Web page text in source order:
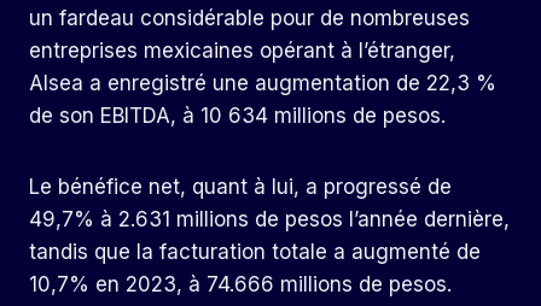
un fardeau considérable pour de nombreuses
entreprises mexicaines opérant à l’étranger,
Alsea a enregistré une augmentation de 22,3 %
de son EBITDA, à 10 634 millions de pesos.
Le bénéfice net, quant à lui, a progressé de
49,7% à 2.631 millions de pesos l’année dernière,
tandis que la facturation totale a augmenté de
10,7% en 2023, à 74.666 millions de pesos.